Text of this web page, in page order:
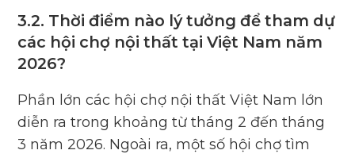
3.2. Thời điểm nào lý tưởng để tham dự
các hội chợ nội thất tại Việt Nam năm
2026?
Phần lớn các hội chợ nội thất Việt Nam lớn
diễn ra trong khoảng từ tháng 2 đến tháng
3 năm 2026. Ngoài ra, một số hội chợ tìm